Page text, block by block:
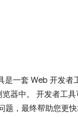
是一套 Web 开发者
览器中。 开发者工
题，最终帮助您更